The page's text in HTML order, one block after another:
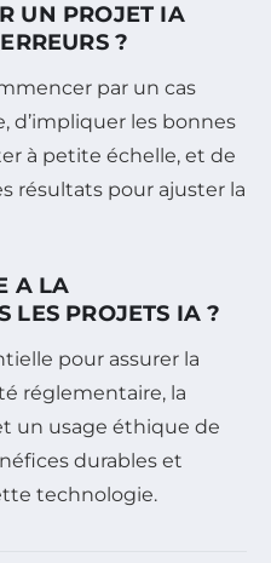
UN PROJET IA
?
par un cas
d’impliquer les bonnes
à petite échelle, et de
résultats pour ajuster la
A LA
LES PROJETS IA ?
pour assurer la
réglementaire, la
un usage éthique de
durables et
technologie.